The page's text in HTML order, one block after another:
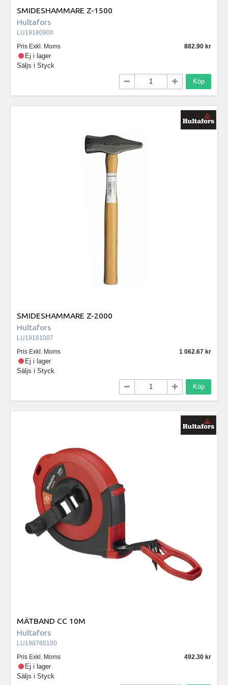
SMIDESHAMMARE Z-1500
Hultafors
LU19180900
Pris Exkl. Moms
882.90
Ej i lager
Säljs i Styck
Köp
SMIDESHAMMARE Z-2000
Hultafors
LU19181007
Pris Exkl. Moms
1 062.67
Ej i lager
Säljs i Styck
Köp
MÄTBAND CC 10M
Hultafors
LU198760100
Pris Exkl. Moms
492.30
Ej i lager
Säljs i Styck